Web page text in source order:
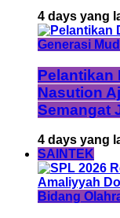
4 days yang
Pelantikan
Nasution
Semangat
4 days yang
SAINTEK